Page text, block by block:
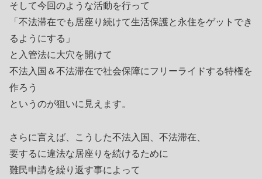
そして今回のような活動を行って
「不法滞在でも居座り続けて生活保護と永住をゲットでき
るようにする」
と入管法に大穴を開けて
不法入国＆不法滞在で社会保障にフリーライドする特権を
作ろう
というのが狙いに見えます。
さらに言えば、こうした不法入国、不法滞在、
要するに違法な居座りを続けるために
難民申請を繰り返す事によって